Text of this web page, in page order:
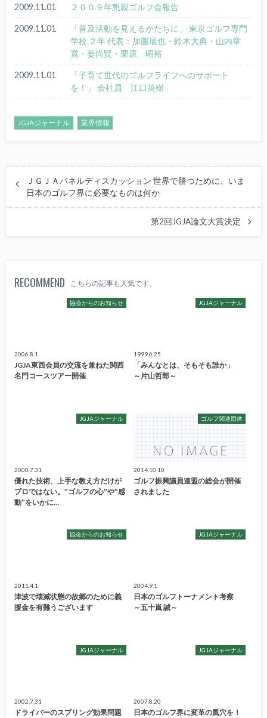
2009.11.01 ２００９年懇親ゴルフ会報告
2009.11.01
「普及活動を見えるかたちに」 東京ゴルフ専門
学校 ２年 代表：加藤展也・鈴木大典・山内章
寛・姜尚賢・栗原 昭裕
2009.11.01
「子育て世代のゴルフライフへのサポート
を！」 会社員 江口英樹
JGJAジャーナル 業界情報
ＪＧＪＡパネルディスカッション 世界で勝つために、いま
日本のゴルフ界に必要なものは何か
第2回JGJA論文大賞決定
RECOMMEND こちらの記事も人気です。
協会からのお知らせ
2006.8.1
JGJA東西会員の交流を兼ねた関西
名門コースツアー開催
JGJAジャーナル
1999.6.25
「みんなとは、そもそも誰か」
～片山哲郎～
JGJAジャーナル
2000.7.31
優れた技術、上手な教え方だけが
プロではない。″ゴルフの心″や″感
動″をいかに…
ゴルフ関連団体
2014.10.10
ゴルフ振興議員連盟の総会が開催
されました
協会からのお知らせ
2011.4.1
津波で壊滅状態の故郷のために義
援金を有難うございます
JGJAジャーナル
2004.9.1
日本のゴルフトーナメント考察
～五十嵐 誠～
JGJAジャーナル
2002.7.31
ドライバーのスプリング効果問題
JGJAジャーナル
2007.8.20
日本のゴルフ界に変革の風穴を！